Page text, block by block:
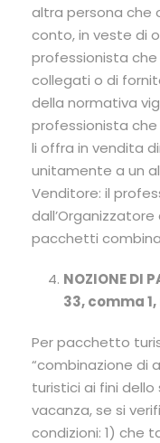
altra persona che
conto, in veste di
professionista
collegati o di
della normativa
professionista
li offra in vendita
unitamente a un
Venditore: il
pacchetti
NOZIONE DI
33, comma
Per pacchetto
“combinazione di
turistici ai fini
vacanza, se si
condizioni: 1) che